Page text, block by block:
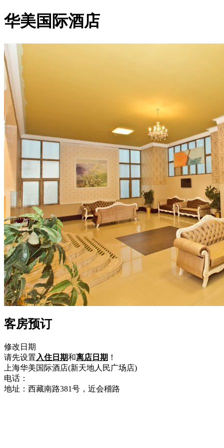
华美国际酒店
客房预订
修改日期
请先设置 入住日期和离店日期 ！
上海华美国际酒店(新天地人民广场店)
电话：
地址：西藏南路381号，近会稽路